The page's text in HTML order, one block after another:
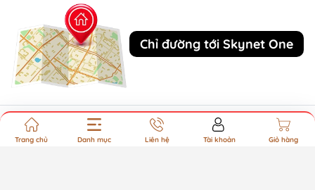
Chỉ đường tới Skynet One
Bản quyền thuộc về CÔNG TY TNHH SKYNET ONE VIỆT
NAM. Cung cấp bởi Sapo.
Trang chủ Danh mục Liên hệ Tài khoản Giỏ hàng